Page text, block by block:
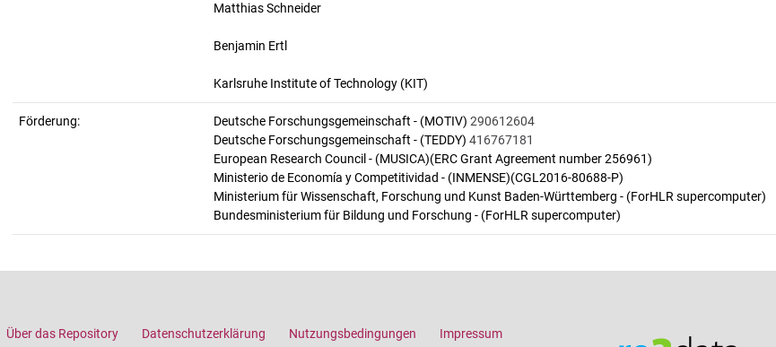
Matthias Schneider
Benjamin Ertl
Karlsruhe Institute of Technology (KIT)
Förderung: Deutsche Forschungsgemeinschaft - (MOTIV) 290612604
Deutsche Forschungsgemeinschaft - (TEDDY) 416767181
European Research Council - (MUSICA)(ERC Grant Agreement number 256961)
Ministerio de Economía y Competitividad - (INMENSE)(CGL2016-80688-P)
Ministerium für Wissenschaft, Forschung und Kunst Baden-Württemberg - (ForHLR supercomputer)
Bundesministerium für Bildung und Forschung - (ForHLR supercomputer)
Über das Repository Datenschutzerklärung Nutzungsbedingungen
Impressum